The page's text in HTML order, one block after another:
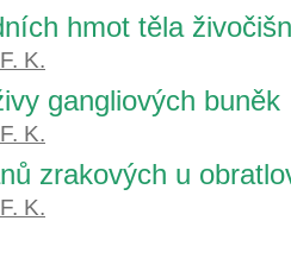
hmot těla
K.
gangliových buněk
K.
zrakových u
K.